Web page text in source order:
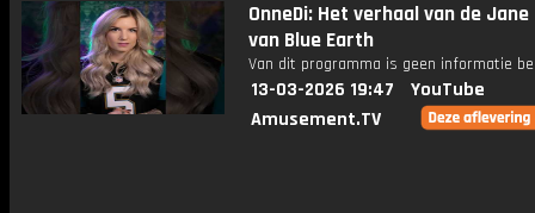
OnneDi: Het verhaal van de Jane
van Blue Earth
Van dit programma is geen informatie
13-03-2026 19:47
YouTube
Amusement.TV